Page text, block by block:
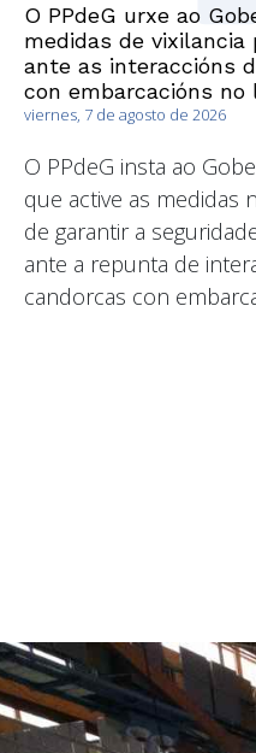
O PPdeG urxe ao
medidas de vixilancia
ante as interaccións
con embarcacións no
viernes, 7 de agosto de 2026
O PPdeG insta ao
que active as medidas
de garantir a
ante a repunta de
candorcas con